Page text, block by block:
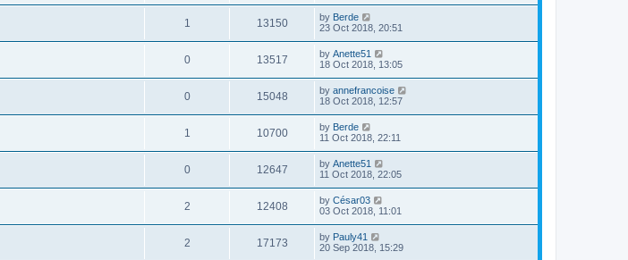
1 13150 by Berde
23 Oct 2018, 20:51
0 13517 by Anette51
18 Oct 2018, 13:05
0 15048 by annefrancoise
18 Oct 2018, 12:57
1 10700 by Berde
11 Oct 2018, 22:11
0 12647 by Anette51
11 Oct 2018, 22:05
2 12408 by César03
03 Oct 2018, 11:01
2 17173 by Pauly41
20 Sep 2018, 15:29